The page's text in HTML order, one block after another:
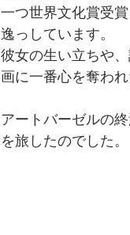
一つ世界文化賞受
逸っしています。
彼女の生い立ちや
画に一番心を奪わ
アートバーゼルの
を旅したのでした。